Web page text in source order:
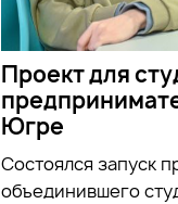
Проект для
Югре
Состоялся запуск
объединившего